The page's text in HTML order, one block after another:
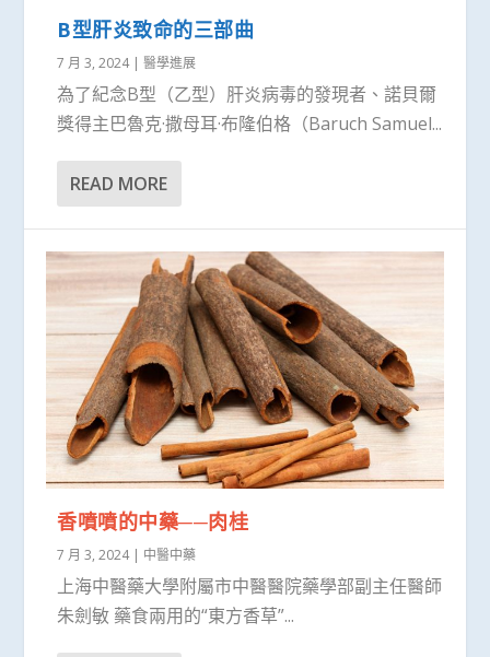
B型肝炎致命的三部曲
7 月 3, 2024|醫學進展
為了紀念B型（乙型）肝炎病毒的發現者、諾貝爾
獎得主巴魯克·撒母耳·布隆伯格（Baruch Samuel...
READ MORE
香噴噴的中藥──肉桂
7 月 3, 2024| 中醫中藥
上海中醫藥大學附屬市中醫醫院藥學部副主任醫師
朱劍敏 藥食兩用的“東方香草”...